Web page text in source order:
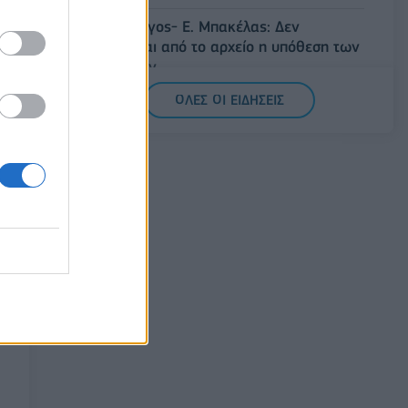
Άρειος Πάγος- Ε. Μπακέλας: Δεν
ανασύρεται από το αρχείο η υπόθεση των
υποκλοπών
07/08/2026 - 14:11
ΟΛΕΣ ΟΙ ΕΙΔΗΣΕΙΣ